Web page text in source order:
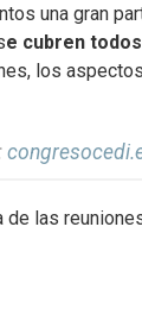
una gran
e cubren
los
las